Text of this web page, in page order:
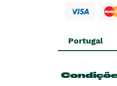
Portugal